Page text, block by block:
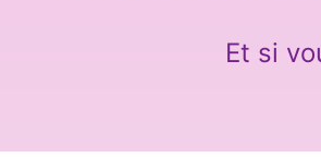
Et si